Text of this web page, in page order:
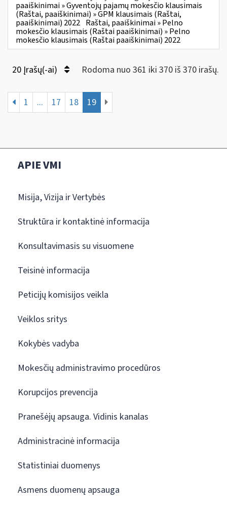
paaiškinimai » Gyventojų pajamų mokesčio klausimais
(Raštai, paaiškinimai) » GPM klausimais (Raštai,
paaiškinimai) 2022 Raštai, paaiškinimai » Pelno
mokesčio klausimais (Raštai paaiškinimai) » Pelno
mokesčio klausimais (Raštai paaiškinimai) 2022
20 Įrašų(-ai) Rodoma nuo 361 iki 370 iš 370 irašų.
1 ... 17 18 19
APIE VMI
Misija, Vizija ir Vertybės
Struktūra ir kontaktinė informacija
Konsultavimasis su visuomene
Teisinė informacija
Peticijų komisijos veikla
Veiklos sritys
Kokybės vadyba
Mokesčių administravimo procedūros
Korupcijos prevencija
Pranešėjų apsauga. Vidinis kanalas
Administracinė informacija
Statistiniai duomenys
Asmens duomenų apsauga